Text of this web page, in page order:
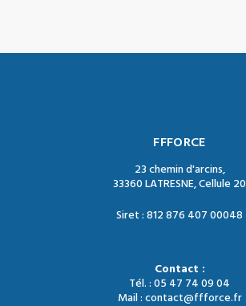
FFFORCE
23 chemin d'arcins,
33360 LATRESNE, Cellule 20
Siret : 812 876 407 00048
Contact :
Tél. : 05 47 74 09 04
Mail : contact@ffforce.fr